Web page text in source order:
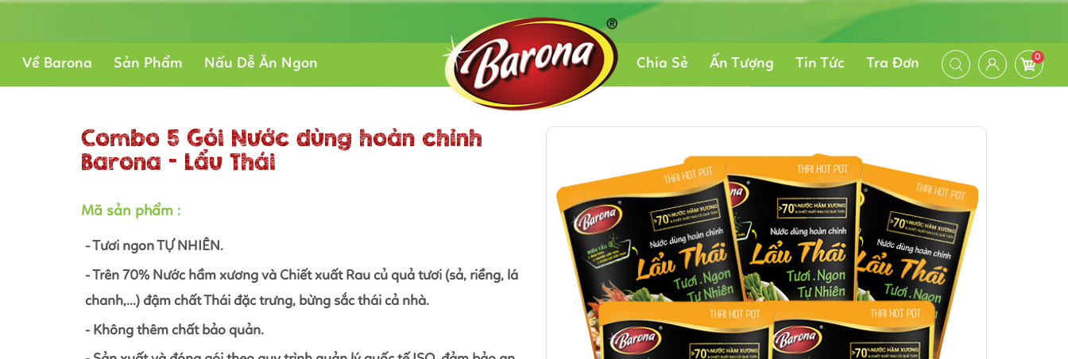
Về Barona Sản Phẩm Nấu Dễ Ăn Ngon Chia Sẻ Ấn Tượng Tin Tức Tra Đơn 0
Combo 5 Gói Nước dùng hoàn chỉnh
Barona - Lẩu Thái
Mã sản phẩm :
- Tươi ngon TỰ NHIÊN.
- Trên 70% Nước hầm xương và Chiết xuất Rau củ quả tươi (sả, riềng, lá
chanh,...) đậm chất Thái đặc trưng, bừng sắc thái cả nhà.
- Không thêm chất bảo quản.